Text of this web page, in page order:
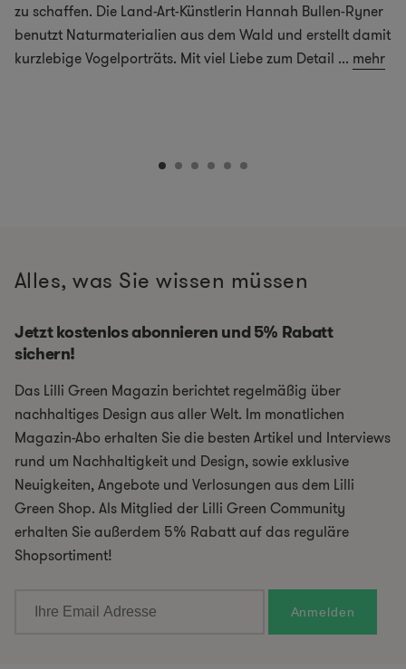
zu schaffen. Die Land-Art-Künstlerin Hannah Bullen-Ryner
benutzt Naturmaterialien aus dem Wald und erstellt damit
kurzlebige Vogelporträts. Mit viel Liebe zum Detail ... mehr
Alles, was Sie wissen müssen
Jetzt kostenlos abonnieren und 5% Rabatt
sichern!
Das Lilli Green Magazin berichtet regelmäßig über
nachhaltiges Design aus aller Welt. Im monatlichen
Magazin-Abo erhalten Sie die besten Artikel und Interviews
rund um Nachhaltigkeit und Design, sowie exklusive
Neuigkeiten, Angebote und Verlosungen aus dem Lilli
Green Shop. Als Mitglied der Lilli Green Community
erhalten Sie außerdem 5% Rabatt auf das reguläre
Shopsortiment!